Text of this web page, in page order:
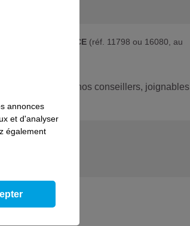
de la catégorie CE(réf. 11798 ou 16080, au
avec l’un de nos conseillers, joignables
annonces
et d'analyser
également